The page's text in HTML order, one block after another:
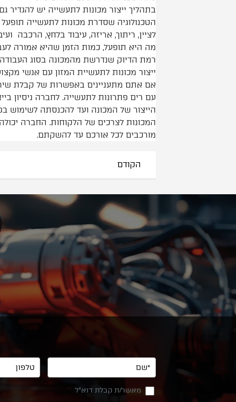
בתהליך ייצור מכונות לתעשייה יש
הטכנולוגיה שסדרת מכונות לתעשייה תופעל
לציין, ריתוך, אריזה, עיבוד בלחץ, הרכבה
מה היא תופעל, כמות הזמן שהיא אמורה
רמת הדיוק שנדרשת מהמכונה בסוג העבודה
ייצור מכונות לתעשיית המזון עם אנשי
אם אתם מתעניינים באפשרות של קבלת
עם רים פתרונות לתעשייה. לחברה ניסיון
הייצור של המכונה ועד להכנסתה לשימוש
המכונות לצרכים של הלקוחות. החברה יכולה
מורכבים לכל אורכם עד להשקתם.
הקודם
מאשר/ת קבלת דוא"ל